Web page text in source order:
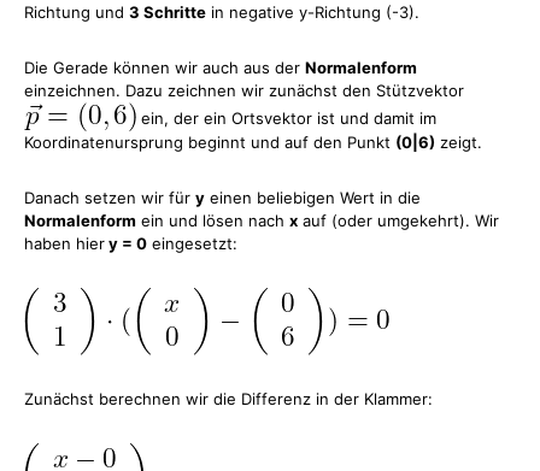
Richtung und 3 Schritte in negative y-Richtung (-3).
Die Gerade können wir auch aus der Normalenform
einzeichnen. Dazu zeichnen wir zunächst den Stützvektor
ein, der ein Ortsvektor ist und damit im
Koordinatenursprung beginnt und auf den Punkt (0|6) zeigt.
Danach setzen wir für y einen beliebigen Wert in die
Normalenform ein und lösen nach x auf (oder umgekehrt). Wir
haben hiery = 0 eingesetzt:
Zunächst berechnen wir die Differenz in der Klammer: